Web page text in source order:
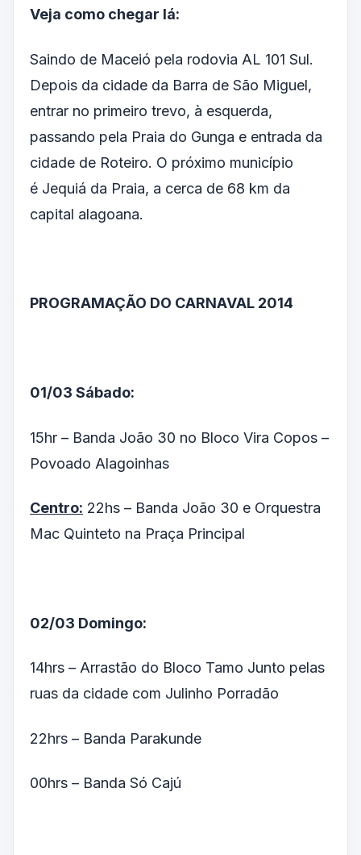
Veja como chegar lá:
Saindo de Maceió pela rodovia AL 101 Sul.
Depois da cidade da Barra de São Miguel,
entrar no primeiro trevo, à esquerda,
passando pela Praia do Gunga e entrada da
cidade de Roteiro. O próximo município
é Jequiá da Praia, a cerca de 68 km da
capital alagoana.
PROGRAMAÇÃO DO CARNAVAL 2014
01/03 Sábado:
15hr – Banda João 30 no Bloco Vira Copos –
Povoado Alagoinhas
Centro: 22hs – Banda João 30 e Orquestra
Mac Quinteto na Praça Principal
02/03 Domingo:
14hrs – Arrastão do Bloco Tamo Junto pelas
ruas da cidade com Julinho Porradão
22hrs – Banda Parakunde
00hrs – Banda Só Cajú